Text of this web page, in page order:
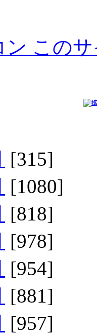
この
[315]
[1080]
[818]
[978]
[954]
[881]
[957]